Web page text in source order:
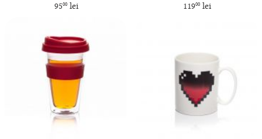
9500lei
11900 lei